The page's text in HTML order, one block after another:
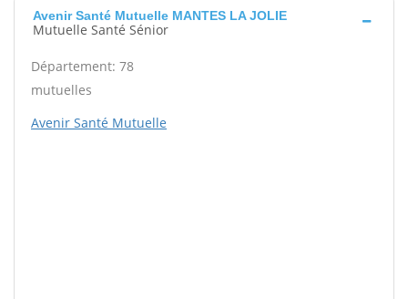
Avenir Santé Mutuelle MANTES LA JOLIE
Mutuelle Santé Sénior
Département: 78
mutuelles
Avenir Santé Mutuelle